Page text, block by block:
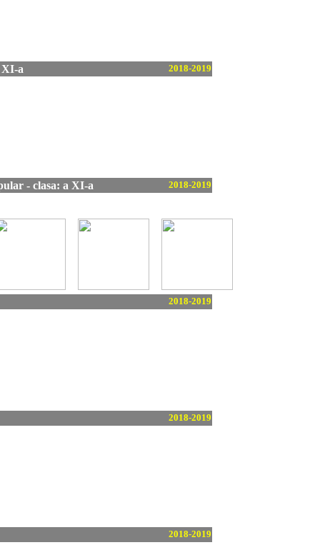
XI-a 2018-2019
- clasa: a XI-a 2018-2019
2018-2019
2018-2019
2018-2019